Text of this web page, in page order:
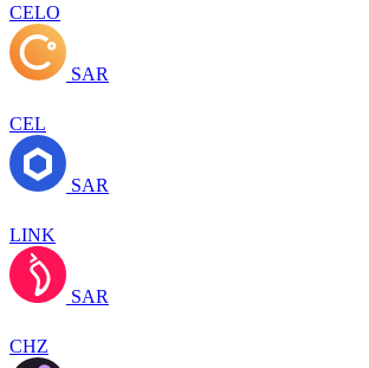
CELO
SAR
CEL
SAR
LINK
SAR
CHZ